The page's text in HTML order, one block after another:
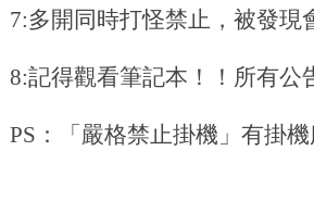
7:多開同時打怪禁止，被發現
8:記得觀看筆記本！！所有公
PS：「嚴格禁止掛機」有掛